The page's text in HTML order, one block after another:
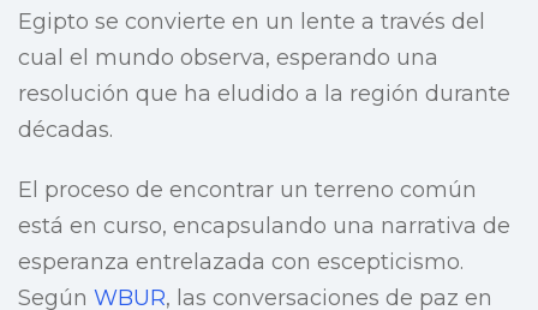
Egipto se convierte en un lente a través del
cual el mundo observa, esperando una
resolución que ha eludido a la región durante
décadas.
El proceso de encontrar un terreno común
está en curso, encapsulando una narrativa de
esperanza entrelazada con escepticismo.
Según WBUR, las conversaciones de paz en